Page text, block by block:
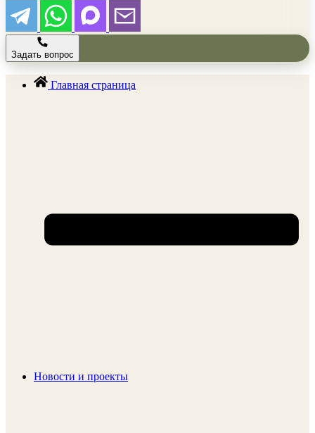
Задать вопрос
Главная страница
Новости и проекты